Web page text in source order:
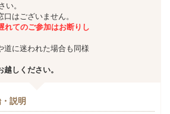
い。
はございません。
れてのご参加はお断りし
道に迷われた場合も同様
しください。
説明